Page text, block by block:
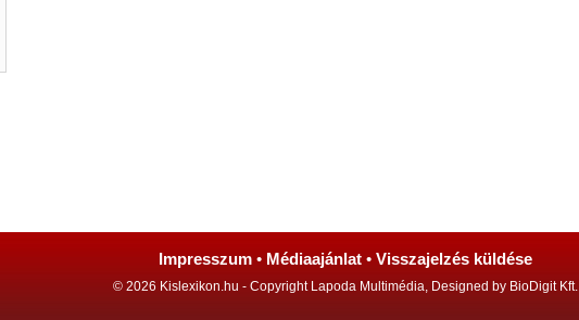
Impresszum • Médiaajánlat • Visszajelzés küldése
© 2026 Kislexikon.hu - Copyright Lapoda Multimédia, Designed by BioDigit Kft.